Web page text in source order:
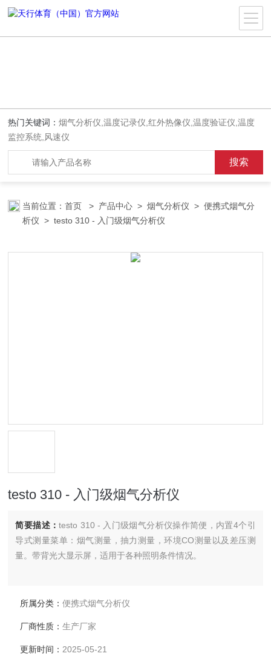
热门关键词：烟气分析仪,温度记录仪,红外热像仪,温度验证仪,温度
监控系统,风速仪
当前位置：首页 > 产品中心 >烟气分析仪 >便携式烟气分
析仪 > testo 310 - 入门级烟气分析仪
testo 310 - 入门级烟气分析仪
简要描述：testo 310 - 入门级烟气分析仪操作简便，内置4个引
导式测量菜单：烟气测量，抽力测量，环境CO测量以及差压测
量。带背光大显示屏，适用于各种照明条件情况。
所属分类：便携式烟气分析仪
厂商性质：生产厂家
更新时间： 2025-05-21